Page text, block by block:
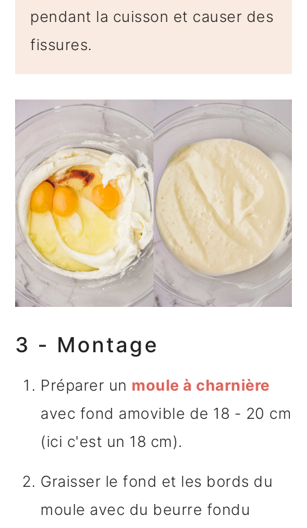
pendant la cuisson et causer des
fissures.
3 - Montage
Préparer un moule à charnière
avec fond amovible de 18 - 20 cm
(ici c'est un 18 cm).
Graisser le fond et les bords du
moule avec du beurre fondu